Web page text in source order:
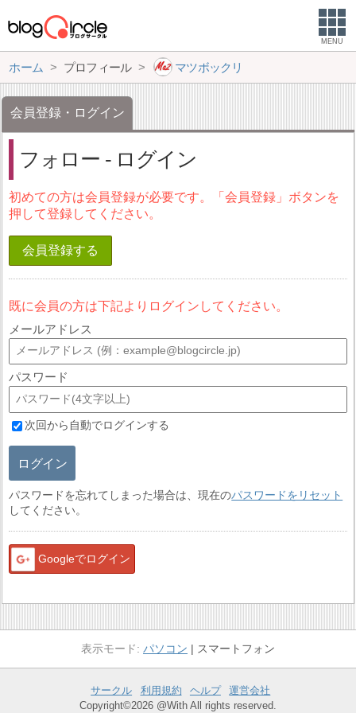
MENU
ホーム プロフィール マツボックリ
会員登録・ログイン
フォロー - ログイン
初めての方は会員登録が必要です。「会員登録」ボタンを
押して登録してください。
会員登録する
既に会員の方は下記よりログインしてください。
メールアドレス
パスワード
次回から自動でログインする
ログイン
パスワードを忘れてしまった場合は、現在のパスワードをリセット
してください。
Googleでログイン
パソコン スマートフォン
サークル 利用規約 ヘルプ
運営会社
Copyright©2026 @With All rights reserved.